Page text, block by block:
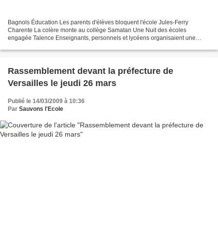
Bagnols Éducation Les parents d'élèves bloquent l'école Jules-Ferry
Charente La colère monte au collège Samatan Une Nuit des écoles
engagée Talence Enseignants, personnels et lycéens organisaient une
Rassemblement devant la préfecture de
Versailles le jeudi 26 mars
Publié le 14/03/2009 à 10:36
Par Sauvons l'Ecole